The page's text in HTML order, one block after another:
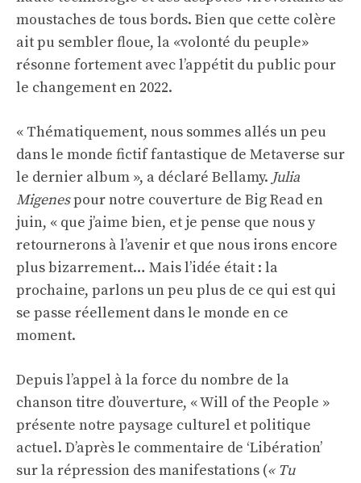
moustaches de tous bords. Bien que cette colère
ait pu sembler floue, la «volonté du peuple»
résonne fortement avec l’appétit du public pour
le changement en 2022.
« Thématiquement, nous sommes allés un peu
dans le monde fictif fantastique de Metaverse sur
le dernier album », a déclaré Bellamy. Julia
Migenespour notre couverture de Big Read en
juin, « que j’aime bien, et je pense que nous y
retournerons à l’avenir et que nous irons encore
plus bizarrement… Mais l’idée était : la
prochaine, parlons un peu plus de ce qui est qui
se passe réellement dans le monde en ce
moment.
Depuis l’appel à la force du nombre de la
chanson titre d’ouverture, « Will of the People »
présente notre paysage culturel et politique
actuel. D’après le commentaire de ‘Libération’
sur la répression des manifestations (« Tu